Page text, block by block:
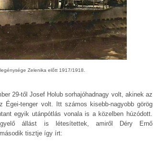
Zelenika előtt 1917/1918.
29-től Josef Holub sorhajóhadnagy volt, akinek az
Égei-tenger volt. Itt számos kisebb-nagyobb görög
egyik utánpótlás vonala is a közelben húzódott.
állást is létesítettek, amiről Déry Ernő
tisztje így írt: